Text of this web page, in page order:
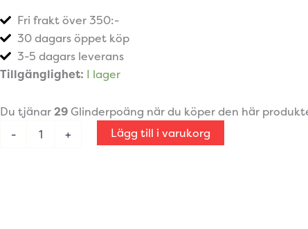
Fri frakt över 350:-
30 dagars öppet köp
3-5 dagars leverans
Tillgänglighet: I lager
Du tjänar29 Glinderpoäng när du köper den här
-
Hårsnodd
röd
mängd
+ Lägg till i varukorg